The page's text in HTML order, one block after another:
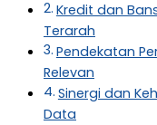
Kredit dan
Terarah
Pendekatan
Relevan
Sinergi dan
Data